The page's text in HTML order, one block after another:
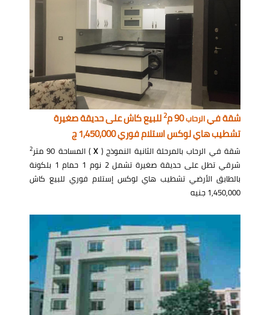
شقة فيالرحاب90 م 2للبيع كاش على حديقة صغيرة
تشطيب هاي لوكس استلام فوري 1,450,000 ج
شقة في الرحاب بالمرحلة الثانية النموذج (X) المساحة 90 متر 2
شرقي تطل على حديقة صغيرة تشمل 2 نوم 1 حمام 1 بلكونة
بالطابق الأرضي تشطيب هاي لوكس إستلام فوري للبيع كاش
1,450,000 جنيه